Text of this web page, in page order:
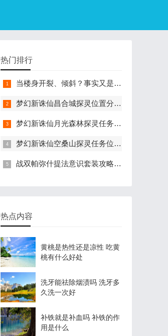
热门排行
当楼身开裂、倾斜？事实又是什么? 建筑物还能用吗？
梦幻新诛仙昌合城探灵位置分享 梦幻新诛仙昌合城探灵在哪里
梦幻新诛仙月光森林探灵任务位置 梦幻新诛仙月光森林探灵任务怎么做
梦幻新诛仙空桑山探灵任务位置汇总 梦幻新诛仙空桑山探灵任务怎么完成
战双帕弥什提法意识套装攻略 战双帕弥什提法意识套装效果怎么样
热点内容
黄桃是热性还是凉性 吃黄
桃有什么好处
洗牙能祛除烟渍吗 洗牙多
久洗一次好
补铁就是补血吗 补铁的作
用是什么